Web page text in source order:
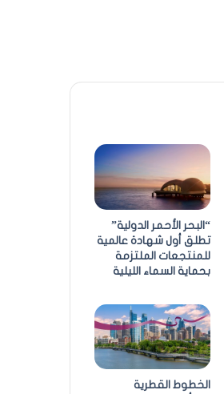
“البحر الأحمر الدولية”
تطلق أول شهادة عالمية
للمنتجعات الملتزمة
بحماية السماء الليلية
الخطوط القطرية